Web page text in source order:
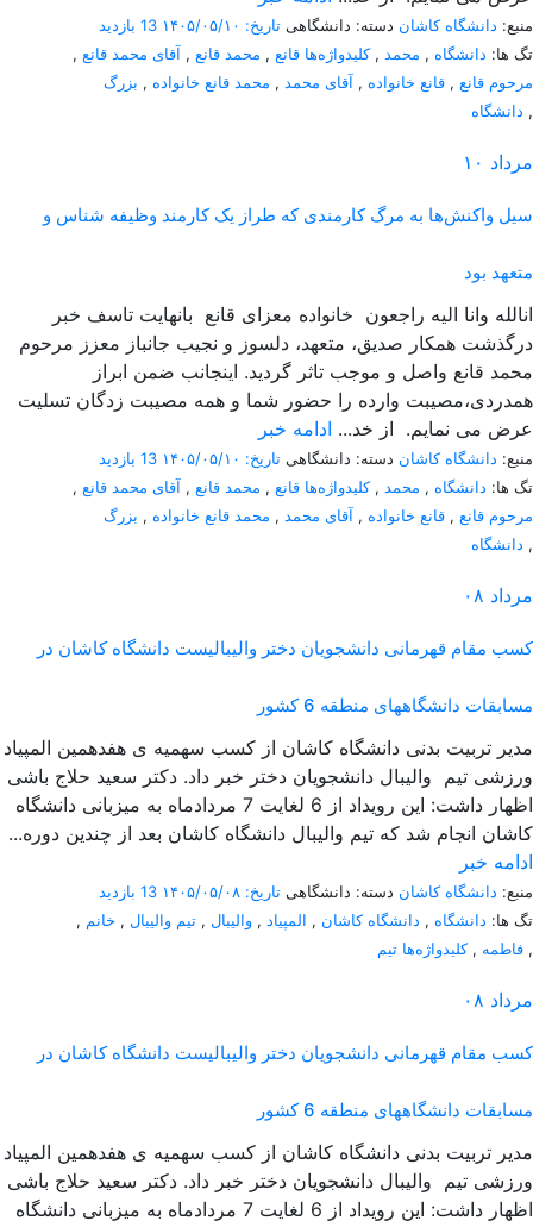
منبع: دانشگاه کاشان دسته: دانشگاهی تاریخ: ۱۴۰۵/۰۵/۱۰
13 بازدید
تگ ها: دانشگاه , محمد ,کلیدواژه‌ها قانع , محمد قانع , آقای محمد قانع ,
مرحوم قانع , قانع خانواده , آقای محمد , محمد قانع خانواده , بزرگ
دانشگاه ,
۱۰ مرداد
سیل واکنش‌ها به مرگ کارمندی که طراز یک کارمند وظیفه شناس و
متعهد بود
انالله وانا الیه راجعون خانواده معزای قانع بانهایت تاسف خبر
درگذشت همکار صدیق، متعهد، دلسوز و نجیب جانباز معزز مرحوم
محمد قانع واصل و موجب تاثر گردید. اینجانب ضمن ابراز
همدردی،مصیبت وارده را حضور شما و همه مصیبت زدگان تسلیت
عرض می نمایم. از خد... ادامه خبر
منبع: دانشگاه کاشان دسته: دانشگاهی تاریخ: ۱۴۰۵/۰۵/۱۰
13 بازدید
تگ ها: دانشگاه , محمد ,کلیدواژه‌ها قانع , محمد قانع , آقای محمد قانع ,
مرحوم قانع , قانع خانواده , آقای محمد , محمد قانع خانواده , بزرگ
دانشگاه ,
۰۸ مرداد
کسب مقام قهرمانی دانشجویان دختر والیبالیست دانشگاه کاشان در
مسابقات دانشگاههای منطقه 6 کشور
مدیر تربیت بدنی دانشگاه کاشان از کسب سهمیه ی هفدهمین المپیاد
ورزشی تیم والیبال دانشجویان دختر خبر داد. دکتر سعید حلاج باشی
اظهار داشت: این رویداد از 6 لغایت 7 مردادماه به میزبانی دانشگاه
کاشان انجام شد که تیم والیبال دانشگاه کاشان بعد از چندین دوره...
ادامه خبر
منبع: دانشگاه کاشان دسته: دانشگاهی تاریخ: ۱۴۰۵/۰۵/۰۸
13 بازدید
تگ ها: دانشگاه , دانشگاه کاشان , المپیاد , والیبال , تیم والیبال , خانم ,
فاطمه ,کلیدواژه‌ها تیم ,
۰۸ مرداد
کسب مقام قهرمانی دانشجویان دختر والیبالیست دانشگاه کاشان در
مسابقات دانشگاههای منطقه 6 کشور
مدیر تربیت بدنی دانشگاه کاشان از کسب سهمیه ی هفدهمین المپیاد
ورزشی تیم والیبال دانشجویان دختر خبر داد. دکتر سعید حلاج باشی
اظهار داشت: این رویداد از 6 لغایت 7 مردادماه به میزبانی دانشگاه